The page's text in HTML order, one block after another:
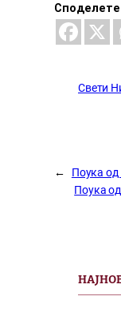
Споделете
Свети
←
Поука
Поука